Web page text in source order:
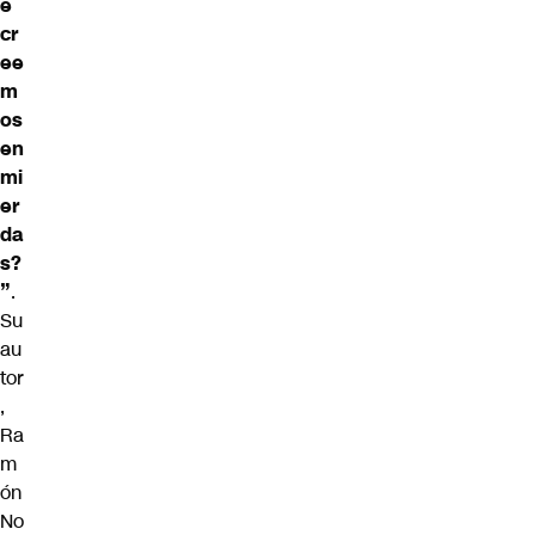
cr
ee
m
os
en
mi
er
da
s?
”.
Su
au
tor
,
Ra
m
ón
No